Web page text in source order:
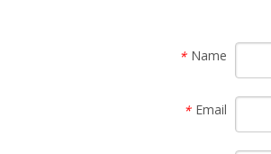
* Name
* Email